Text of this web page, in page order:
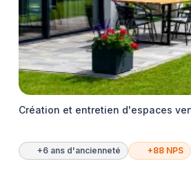
Création et entretien d'espaces
+6 ans d'ancienneté +88 NPS